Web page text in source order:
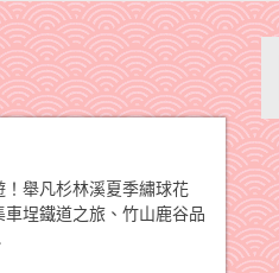
舉凡杉林溪夏季繡球花
埕鐵道之旅、竹山鹿谷品